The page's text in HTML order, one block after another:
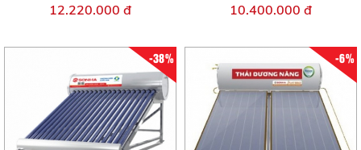
12.220.000 đ 10.400.000 đ
-38% -6%